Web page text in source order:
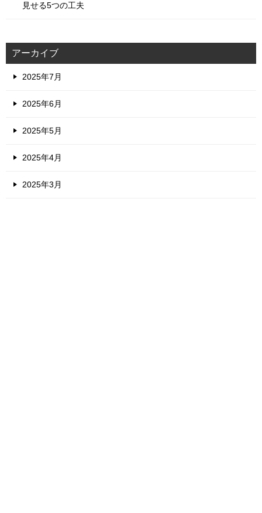
見せる5つの工夫
アーカイブ
2025年7月
2025年6月
2025年5月
2025年4月
2025年3月